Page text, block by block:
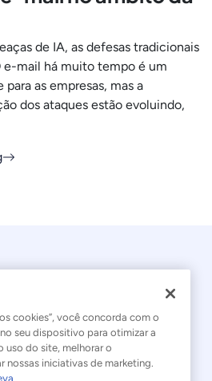
de IA, as defesas tradicionais
e-mail há muito tempo é um
as empresas, mas a
dos ataques estão evoluindo,
os direitos reservados.
cookies”, você concorda com o
seu dispositivo para otimizar a
uso do site, melhorar o
nossas iniciativas de marketing.